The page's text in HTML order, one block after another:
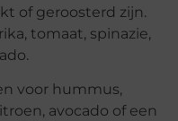
of geroosterd zijn.
tomaat, spinazie,
voor hummus,
avocado of een